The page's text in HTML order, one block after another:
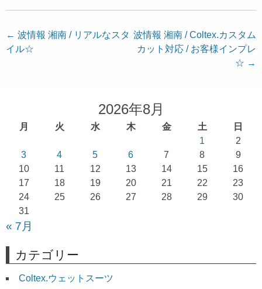
投
稿
← 波情報 湘南 / リアルなスタ
イル☆
波情報 湘南 / Coltex.カスタム
カット対応 / お客様インプレ
☆ →
2026年8月
月 火 水 木 金 土
日
1
2
3
4 5 6 7 8
9
10
11 12 13 14 15
16
17
18 19 20 21 22
23
24
25 26 27 28 29
30
31
« 7月
カテゴリー
Coltex.ウェットスーツ